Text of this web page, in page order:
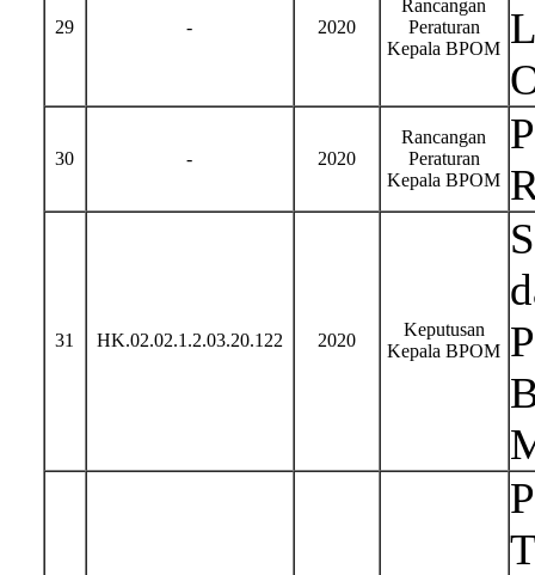
29 - 2020
Rancangan
Peraturan
Kepala BPOM
30 - 2020
Rancangan
Peraturan
Kepala BPOM
31 HK.02.02.1.2.03.20.122 2020
Keputusan
Kepala BPOM